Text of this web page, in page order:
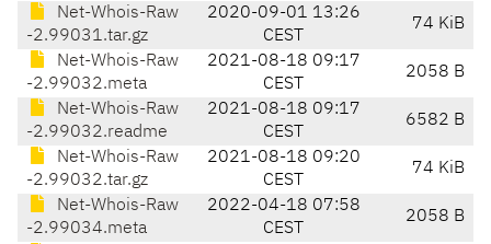
Net-Whois-Raw
-2.99031.tar.gz
2020-09-01 13:26
CEST
74 KiB
Net-Whois-Raw
-2.99032.meta
2021-08-18 09:17
CEST
2058 B
Net-Whois-Raw
-2.99032.readme
2021-08-18 09:17
CEST
6582 B
Net-Whois-Raw
-2.99032.tar.gz
2021-08-18 09:20
CEST
74 KiB
Net-Whois-Raw
-2.99034.meta
2022-04-18 07:58
CEST
2058 B